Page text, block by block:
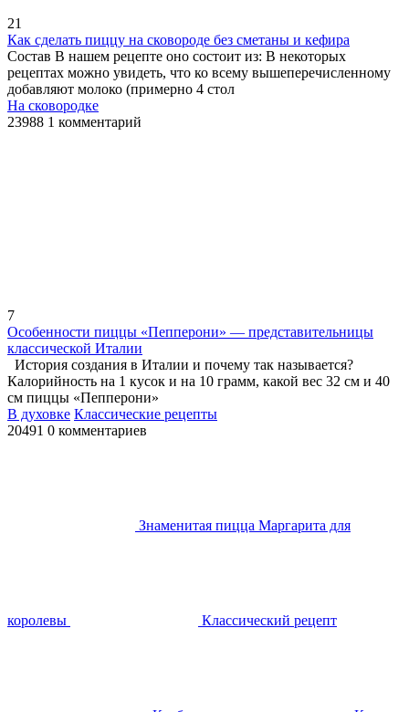
21
Как сделать пиццу на сковороде без сметаны и кефира
Состав В нашем рецепте оно состоит из: В некоторых
рецептах можно увидеть, что ко всему вышеперечисленному
добавляют молоко (примерно 4 стол
На сковородке
23988 1 комментарий
7
Особенности пиццы «Пепперони» — представительницы
классической Италии
История создания в Италии и почему так называется?
Калорийность на 1 кусок и на 10 грамм, какой вес 32 см и 40
см пиццы «Пепперони»
В духовке Классические рецепты
20491 0 комментариев
Знаменитая пицца Маргарита для
королевы Классический рецепт